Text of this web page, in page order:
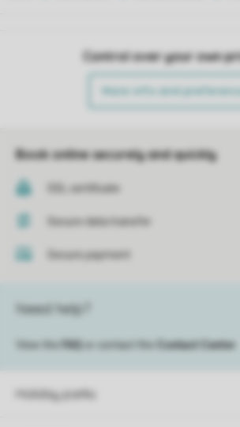
Control over your own
More info and
Book online securely and quickly
SSL certificate
Secure data transfer
Secure payment
Holiday parks
Need help?
View the FAQ or contact the Contact Center